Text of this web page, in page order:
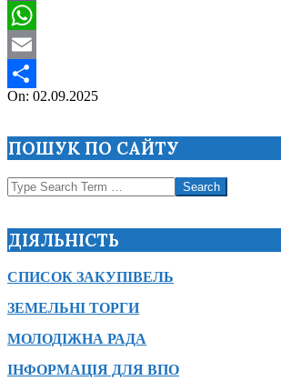
Viber
WhatsApp
Email
Поділитися
2025-
On: 02.09.2025
ПОШУК ПО САЙТУ
Search
ДІЯЛЬНІСТЬ
СПИСОК ЗАКУПІВЕЛЬ
ЗЕМЕЛЬНІ ТОРГИ
МОЛОДІЖНА РАДА
ІНФОРМАЦІЯ ДЛЯ ВПО